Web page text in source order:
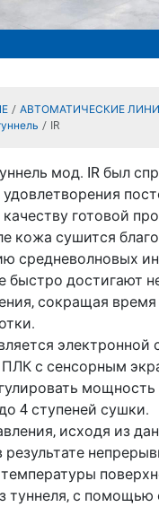
АВТОМАТИЧЕСКИЕ
IR
мод. IR был
удовлетворения
готовой
кожа сушится
средневолновых
быстро достигают
сокращая
электронной
ПЛК с сенсорным
мощность
4 ступеней сушки.
исходя из
туннеля, с помощью